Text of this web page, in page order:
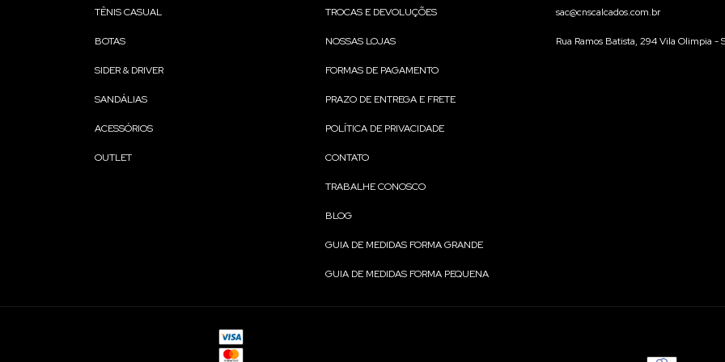
TÊNIS CASUAL
BOTAS
SIDER & DRIVER
SANDÁLIAS
ACESSÓRIOS
OUTLET
TROCAS E DEVOLUÇÕES
NOSSAS LOJAS
FORMAS DE PAGAMENTO
PRAZO DE ENTREGA E FRETE
POLÍTICA DE PRIVACIDADE
CONTATO
TRABALHE CONOSCO
BLOG
GUIA DE MEDIDAS FORMA GRANDE
GUIA DE MEDIDAS FORMA PEQUENA
sac@cnscalcados.com.br
Rua Ramos Batista, 294 Vila Olimpia -